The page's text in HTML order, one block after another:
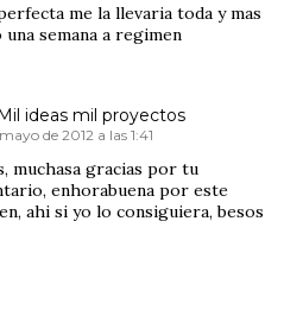
me la llevaria toda y mas
semana a regimen
ideas mil proyectos
de 2012 a las 1:41
muchasa gracias por tu
enhorabuena por este
ahi si yo lo consiguiera, besos